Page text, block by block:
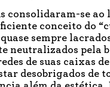
consolidaram-se ao
conceito do
sempre
neutralizados pela
de suas caixas
desobrigados de